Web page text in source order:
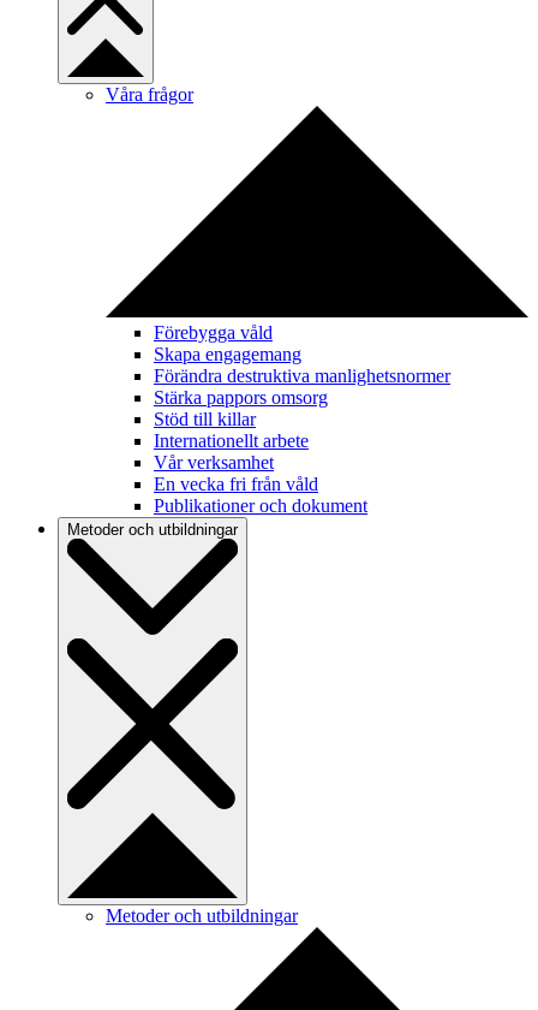
Våra frågor
Förebygga våld
Skapa engagemang
Förändra destruktiva manlighetsnormer
Stärka pappors omsorg
Stöd till killar
Internationellt arbete
Vår verksamhet
En vecka fri från våld
Publikationer och dokument
Metoder och utbildningar
Metoder och utbildningar